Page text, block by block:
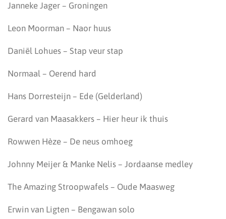
Janneke Jager – Groningen
Leon Moorman – Naor huus
Daniël Lohues – Stap veur stap
Normaal – Oerend hard
Hans Dorresteijn – Ede (Gelderland)
Gerard van Maasakkers – Hier heur ik thuis
Rowwen Hèze – De neus omhoeg
Johnny Meijer & Manke Nelis – Jordaanse medley
The Amazing Stroopwafels – Oude Maasweg
Erwin van Ligten – Bengawan solo